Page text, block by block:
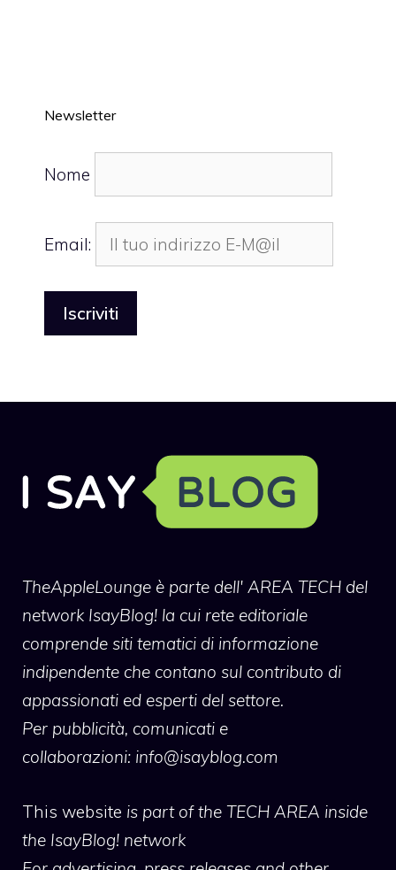
Newsletter
Nome
Email:
TheAppleLounge è parte dell' AREA TECH del
network IsayBlog! la cui rete editoriale
comprende siti tematici di informazione
indipendente che contano sul contributo di
appassionati ed esperti del settore.
Per pubblicità, comunicati e
collaborazioni: info@isayblog.com
This website is part of the TECH AREA inside
the IsayBlog! network